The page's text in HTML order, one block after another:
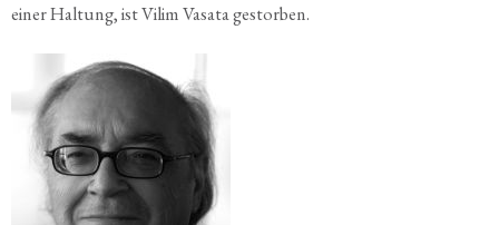
einer Hal­tung, ist Vilim Vasa­ta gestorben.